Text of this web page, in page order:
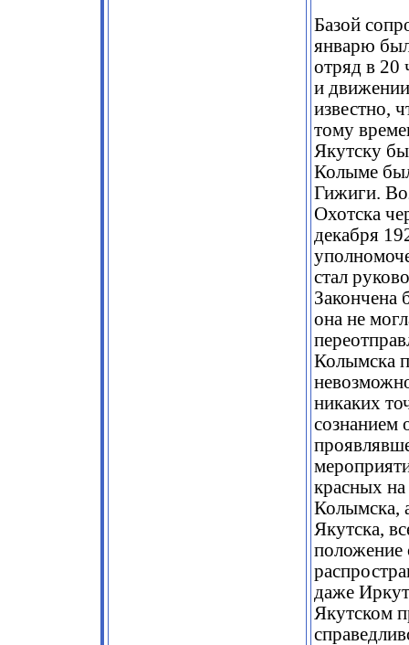
Базой
январю
отряд в 20
и
известно,
тому
Якутску
Колыме
Гижиги.
Охотска
декабря
стал
Закончена
она не
Колымска
никаких
сознанием
красных
Колымска,
Якутска,
положение
даже
Якутском